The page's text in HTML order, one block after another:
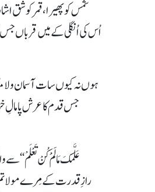
شمس کو پھیرا، قمر کو شق
اُس کی اُنگلی کے میں قرباں جس
ہوں نہ کیوں سات آسمان و لا
جس قدم کا عرش پامالِ
عَلَّمَکَ مَالَمْ َکُنْ تَعْلَمْ‘‘ سے
رازِ قدرت کے مِرے مولا